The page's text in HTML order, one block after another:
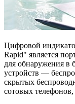
Цифровой
Rapid" является
для обнаружения в
устройств —
скрытых
сотовых